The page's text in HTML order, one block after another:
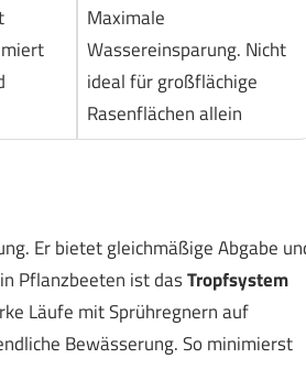
Maximale
Wassereinsparung. Nicht
ideal für großflächige
Rasenflächen allein
Er bietet gleichmäßige Abgabe
Pflanzbeeten ist dasTropfsystem
Läufe mit Sprühregnern auf
Bewässerung. So minimierst